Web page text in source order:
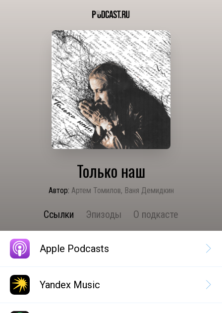
Только наш
Автор: Артем Томилов, Ваня Демидкин
Ссылки Эпизоды О подкасте
Apple Podcasts
Yandex Music